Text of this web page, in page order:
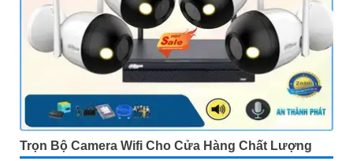
Trọn Bộ Camera Wifi Cho Cửa Hàng Chất Lượng